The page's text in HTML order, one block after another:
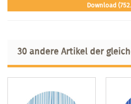
Download
30 andere Artikel der